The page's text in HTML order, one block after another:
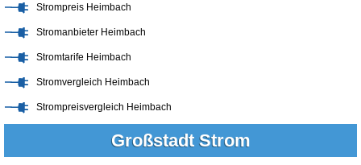
Strompreis Heimbach
Stromanbieter Heimbach
Stromtarife Heimbach
Stromvergleich Heimbach
Strompreisvergleich Heimbach
Großstadt Strom